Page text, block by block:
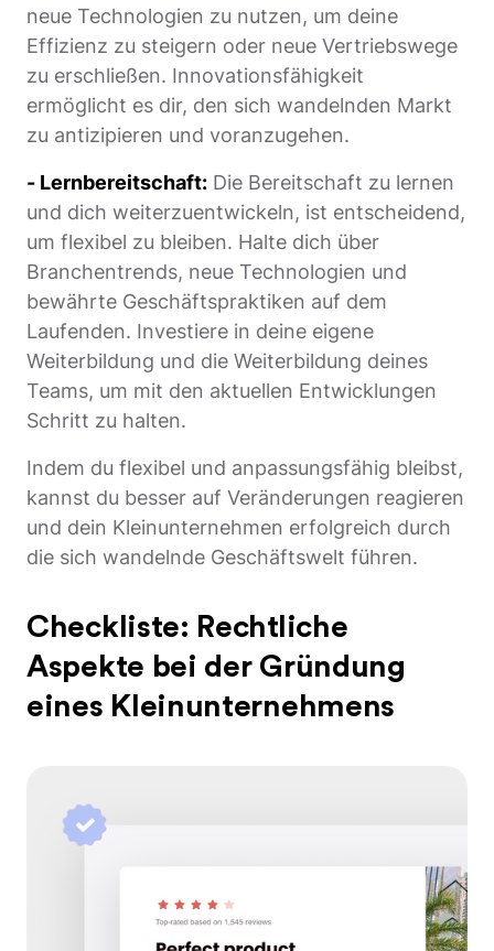
neue Technologien zu nutzen, um deine
Effizienz zu steigern oder neue Vertriebswege
zu erschließen. Innovationsfähigkeit
ermöglicht es dir, den sich wandelnden Markt
zu antizipieren und voranzugehen.
- Lernbereitschaft: Die Bereitschaft zu lernen
und dich weiterzuentwickeln, ist entscheidend,
um flexibel zu bleiben. Halte dich über
Branchentrends, neue Technologien und
bewährte Geschäftspraktiken auf dem
Laufenden. Investiere in deine eigene
Weiterbildung und die Weiterbildung deines
Teams, um mit den aktuellen Entwicklungen
Schritt zu halten.
Indem du flexibel und anpassungsfähig bleibst,
kannst du besser auf Veränderungen reagieren
und dein Kleinunternehmen erfolgreich durch
die sich wandelnde Geschäftswelt führen.
Checkliste: Rechtliche
Aspekte bei der Gründung
eines Kleinunternehmens